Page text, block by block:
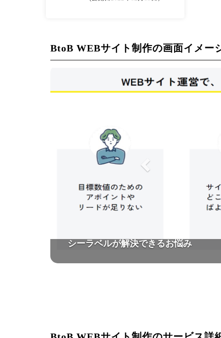
BtoB WEBサイト制作の画面イメー